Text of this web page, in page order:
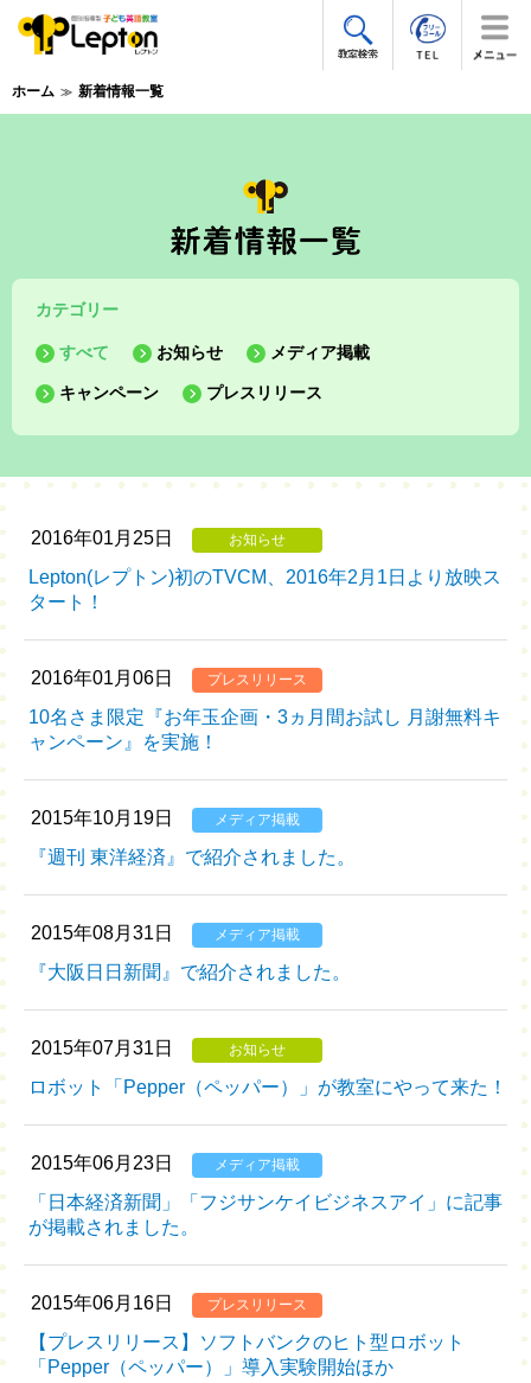
ホーム 新着情報一覧
カテゴリー
すべて お知らせ メディア掲載
キャンペーン プレスリリース
2016年01月25日 お知らせ
Lepton(レプトン)初のTVCM、2016年2月1日より放映ス
タート！
2016年01月06日 プレスリリース
10名さま限定『お年玉企画・3ヵ月間お試し 月謝無料キ
ャンペーン』を実施！
2015年10月19日 メディア掲載
『週刊 東洋経済』で紹介されました。
2015年08月31日 メディア掲載
『大阪日日新聞』で紹介されました。
2015年07月31日 お知らせ
ロボット「Pepper（ペッパー）」が教室にやって来た！
2015年06月23日 メディア掲載
「日本経済新聞」「フジサンケイビジネスアイ」に記事
が掲載されました。
2015年06月16日 プレスリリース
【プレスリリース】ソフトバンクのヒト型ロボット
「Pepper（ペッパー）」導入実験開始ほか